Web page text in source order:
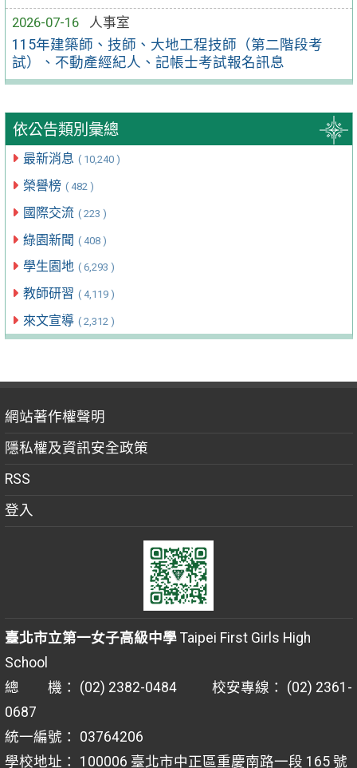
2026-07-16
人事室
115年建築師、技師、大地工程技師（第二階段考
試）、不動產經紀人、記帳士考試報名訊息
依公告類別彙總
最新消息 ( 10,240 )
榮譽榜 ( 482 )
國際交流 ( 223 )
綠園新聞 ( 408 )
學生園地 ( 6,293 )
教師研習 ( 4,119 )
來文宣導 ( 2,312 )
網站著作權聲明
隱私權及資訊安全政策
RSS
登入
臺北市立第一女子高級中學Taipei First Girls High
School
總 機： (02) 2382-0484 校安專線： (02) 2361-
0687
統一編號： 03764206
學校地址： 100006 臺北市中正區重慶南路一段 165 號